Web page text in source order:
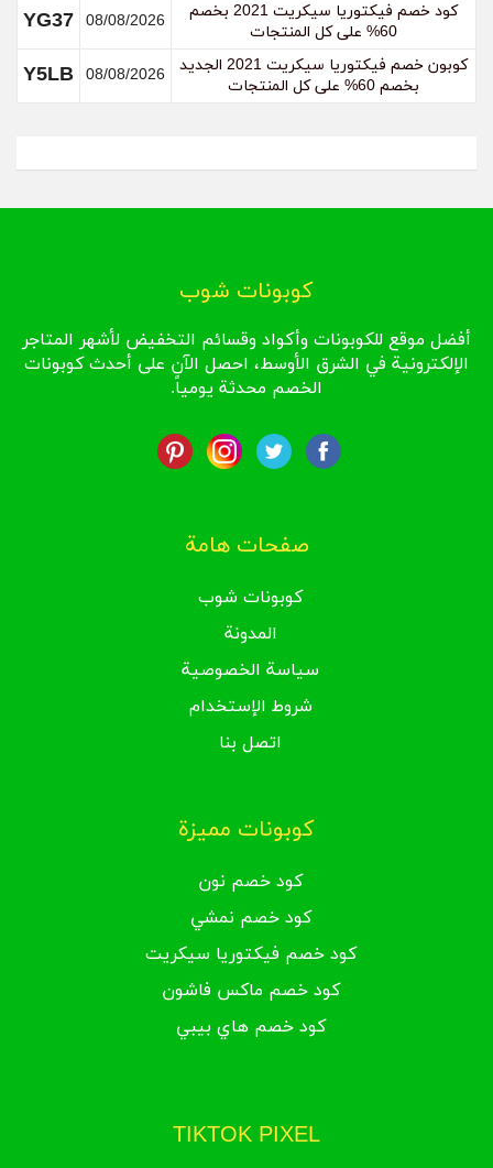
كود خصم فيكتوريا سيكريت 2021 بخصم
60% على كل المنتجات
08/08/2026
YG37
كوبون خصم فيكتوريا سيكريت 2021 الجديد
بخصم 60% على كل المنتجات
08/08/2026
Y5LB
كوبونات شوب
أفضل موقع للكوبونات وأكواد وقسائم التخفيض لأشهر المتاجر
الإلكترونية في الشرق الأوسط، احصل الآن على أحدث كوبونات
الخصم محدثة يومياً.
صفحات هامة
كوبونات شوب
المدونة
سياسة الخصوصية
شروط الإستخدام
اتصل بنا
كوبونات مميزة
كود خصم نون
كود خصم نمشي
كود خصم فيكتوريا سيكريت
كود خصم ماكس فاشون
كود خصم هاي بيبي
TIKTOK PIXEL